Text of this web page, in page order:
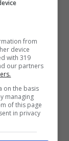
from
device
with 319
our partners
on the basis
managing
of this page
in privacy